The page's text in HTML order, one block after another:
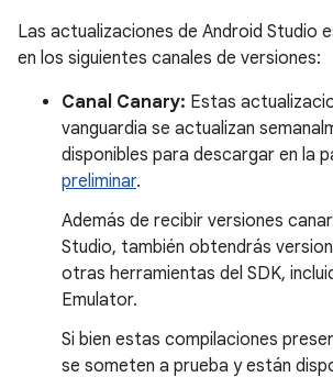
Las actualizaciones de Android Studio
en los siguientes canales de versiones:
Canal Canary: Estas
vanguardia se actualizan
disponibles para descargar en la
preliminar.
Además de recibir versiones
Studio, también obtendrás
otras herramientas del SDK,
Emulator.
Si bien estas compilaciones
se someten a prueba y están